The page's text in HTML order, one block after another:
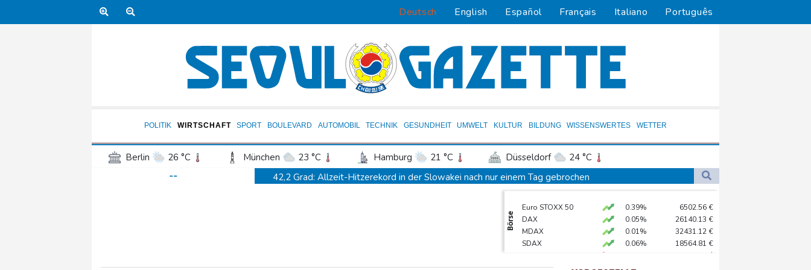
Deutsch English Español Français Italiano Português
POLITIK WIRTSCHAFT SPORT BOULEVARD AUTOMOBIL TECHNIK GESUNDHEIT UMWELT KULTUR BILDUNG WISSENSWERTES WETTER
Berlin 26 °C München 23 °C Hamburg 21 °C Düsseldorf
24 °C
Frankfurt am Main
Potsdam 26 °C Leipzig 25 °C Dortmund
Bremen
Wien
33 °C
--
42,2 Grad: Allzeit-Hitzerekord in der Slowakei nach nur einem Tag gebrochen
Tour de France Femmes: Lippert sprintet am Etappensieg vorbei
Schwimm-EM: Hentschel/Müller gewinnen Synchron-Bronze
RWE gibt Offshore-Windparkprojekte in den USA auf
Börse
Euro STOXX 50 0.39% 6502.56 €
DAX
0.05% 26140.13 €
MDAX
0.01% 32431.12 €
SDAX
0.06% 18564.81 €
$
TecDAX
1.36%